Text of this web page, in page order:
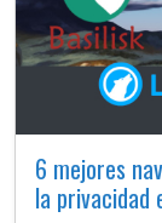
6 mejores
la privacidad